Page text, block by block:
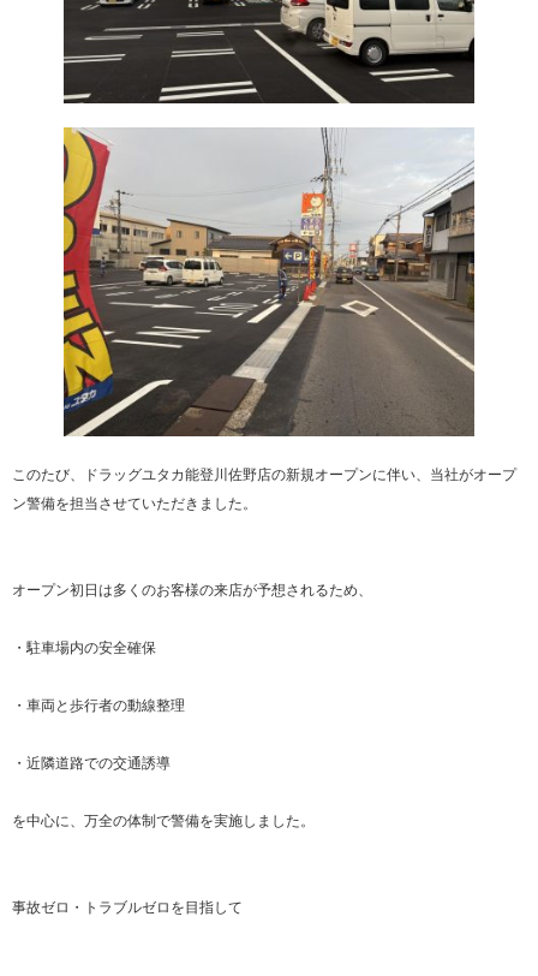
このたび、ドラッグユタカ能登川佐野店の新規オープンに伴い、当社がオープ
ン警備を担当させていただきました。
オープン初日は多くのお客様の来店が予想されるため、
・駐車場内の安全確保
・車両と歩行者の動線整理
・近隣道路での交通誘導
を中心に、万全の体制で警備を実施しました。
事故ゼロ・トラブルゼロを目指して